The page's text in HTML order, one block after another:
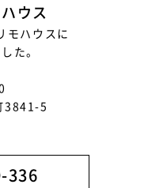
ウス
モハウスに
た。
3841-5
336